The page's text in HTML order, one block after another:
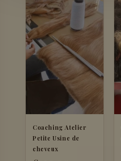
Coaching Atelier
Petite Usine de
cheveux